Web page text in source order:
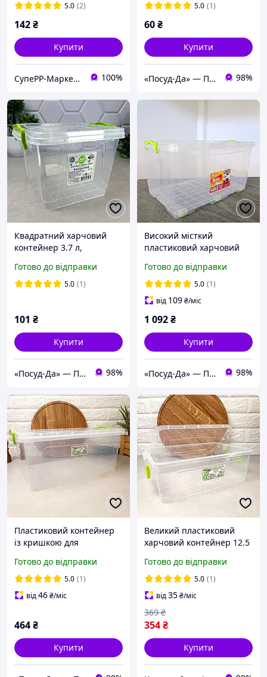
5.0 (2)
142₴
Купити
СупеРР-Маркет Корисних Товарів 100%
5.0 (1)
60₴
Купити
«Посуд-Да» — Посуд, Подарунки, Товари для дому 98%
Квадратний харчовий
контейнер 3.7 л,
Готово до відправки
5.0 (1)
101 ₴
Купити
«Посуд-Да» — Посуд, Подарунки, Товари для дому 98%
Високий місткий
пластиковий харчовий
50 л, BIGBOX Ал-пластик
Готово до відправки
5.0 (1)
від 109₴/міс
1 092₴
Купити
«Посуд-Да» — Посуд, Подарунки, Товари для дому 98%
Пластиковий контейнер
із кришкою для
Готово до відправки
5.0 (1)
від46₴/міс
464₴
Купити
Великий пластиковий
харчовий контейнер 12.5
Готово до відправки
5.0 (1)
від35₴/міс
354₴
369 ₴
Купити